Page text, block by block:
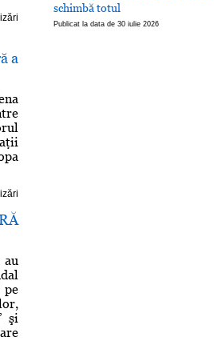
a
pe
şi
schimbă totul
Publicat la data de 30 iulie 2026